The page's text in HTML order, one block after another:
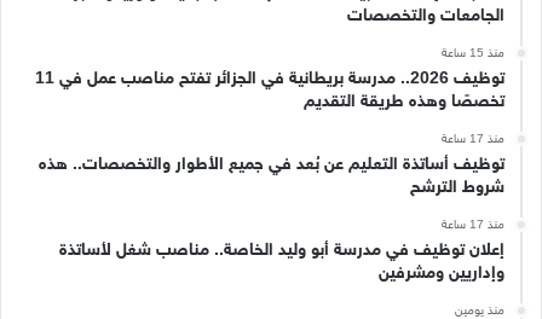
الجامعات والتخصصات
منذ 15 ساعة
توظيف 2026.. مدرسة بريطانية في الجزائر تفتح مناصب عمل في 11
تخصصًا وهذه طريقة التقديم
منذ 17 ساعة
توظيف أساتذة التعليم عن بُعد في جميع الأطوار والتخصصات.. هذه
شروط الترشح
منذ 17 ساعة
إعلان توظيف في مدرسة أبو وليد الخاصة.. مناصب شغل لأساتذة
وإداريين ومشرفين
منذ يومين